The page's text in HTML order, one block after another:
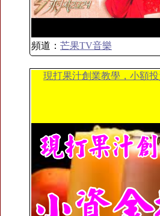
頻道： 芒果TV音樂
現打果汁創業教學，小額